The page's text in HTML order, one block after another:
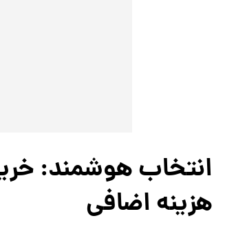
انتخاب هوشمند:
هزینه اضافی